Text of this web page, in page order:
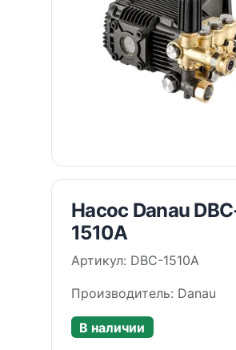
Насос Danau
1510A
Артикул: DBC-1510A
Производитель: Danau
В наличии